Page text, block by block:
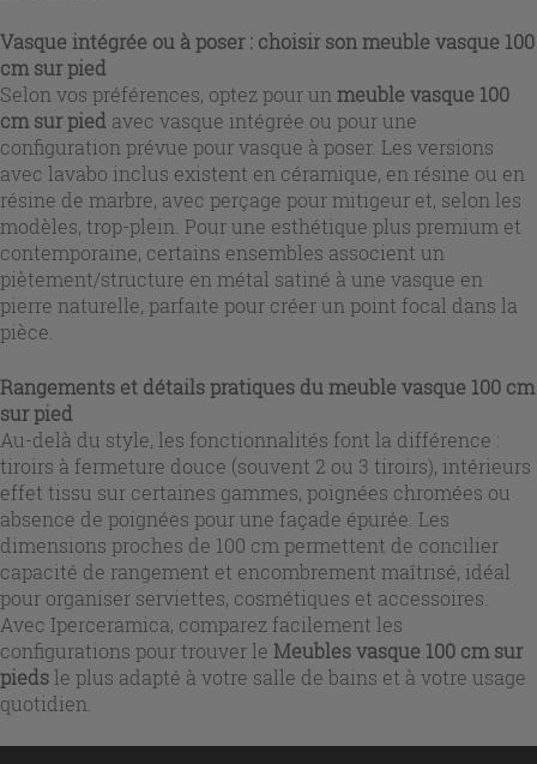
Vasque intégrée ou à poser : choisir son meuble vasque 100
cm sur pied
Selon vos préférences, optez pour un meuble vasque 100
cm sur pied avec vasque intégrée ou pour une
configuration prévue pour vasque à poser. Les versions
avec lavabo inclus existent en céramique, en résine ou en
résine de marbre, avec perçage pour mitigeur et, selon les
modèles, trop-plein. Pour une esthétique plus premium et
contemporaine, certains ensembles associent un
piètement/structure en métal satiné à une vasque en
pierre naturelle, parfaite pour créer un point focal dans la
pièce.
Rangements et détails pratiques du meuble vasque 100 cm
sur pied
Au-delà du style, les fonctionnalités font la différence :
tiroirs à fermeture douce (souvent 2 ou 3 tiroirs), intérieurs
effet tissu sur certaines gammes, poignées chromées ou
absence de poignées pour une façade épurée. Les
dimensions proches de 100 cm permettent de concilier
capacité de rangement et encombrement maîtrisé, idéal
pour organiser serviettes, cosmétiques et accessoires.
Avec Iperceramica, comparez facilement les
configurations pour trouver le Meubles vasque 100 cm sur
pieds le plus adapté à votre salle de bains et à votre usage
quotidien.